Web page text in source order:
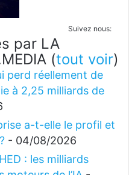
Suivez nous:
par LA
(tout voir)
perd réellement de
à 2,25 milliards de
a-t-elle le profil et
- 04/08/2026
: les milliards